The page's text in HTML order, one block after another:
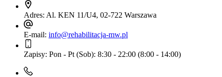
Adres: Al. KEN 11/U4, 02-722 Warszawa
E-mail: info@rehabilitacja-mw.pl
Zapisy: Pon - Pt (Sob): 8:30 - 22:00 (8:00 - 14:00)